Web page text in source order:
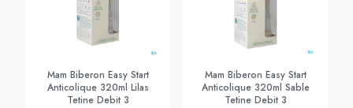
Mam Biberon Easy Start
Anticolique 320ml Lilas
Tetine Debit 3
Mam Biberon Easy Start
Anticolique 320ml Sable
Tetine Debit 3